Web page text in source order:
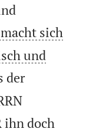
sich
und
der
ihn doch